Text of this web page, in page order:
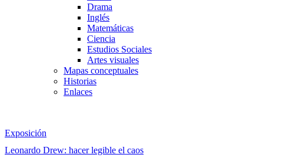
Drama
Inglés
Matemáticas
Ciencia
Estudios Sociales
Artes visuales
Mapas conceptuales
Historias
Enlaces
Exposición
Leonardo Drew: hacer legible el caos